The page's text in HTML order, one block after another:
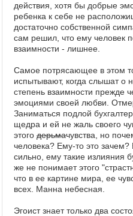
действия, хотя бы добрые
ребенка к себе не
достаточно собственной
сам решил, что ему человек
взаимности - лишнее.
Самое потрясающее в этом
испытывают, когда слышат о
степень взаимности прежде
эмоциями своей любви.
Заниматься подлой
щедра и ей не жаль своего
этого дерьмачувства, но
человека? Ему-то это
сильно, ему такие излияния
же не понимает этого
что в ее картине мира, ее
всех. Манна небесная.
Эгоист знает только два